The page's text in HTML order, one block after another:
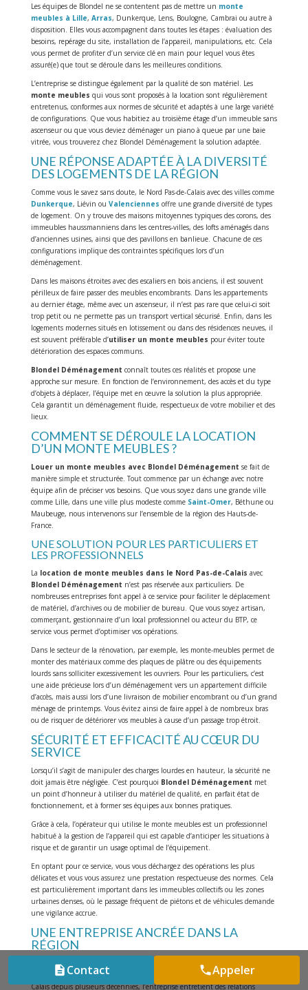
Les équipes de Blondel ne se contentent pas de mettre un monte
meubles à Lille, Arras, Dunkerque, Lens, Boulogne, Cambrai ou autre à
disposition. Elles vous accompagnent dans toutes les étapes : évaluation des
besoins, repérage du site, installation de l’appareil, manipulations, etc. Cela
vous permet de profiter d’un service clé en main pour lequel vous êtes
assuré(e) que tout se déroule dans les meilleures conditions.
L’entreprise se distingue également par la qualité de son matériel. Les
monte meubles qui vous sont proposés à la location sont régulièrement
entretenus, conformes aux normes de sécurité et adaptés à une large variété
de configurations. Que vous habitiez au troisième étage d’un immeuble sans
ascenseur ou que vous deviez déménager un piano à queue par une baie
vitrée, vous trouverez chez Blondel Déménagement la solution adaptée.
UNE RÉPONSE ADAPTÉE À LA DIVERSITÉ
DES LOGEMENTS DE LA RÉGION
Comme vous le savez sans doute, le Nord Pas-de-Calais avec des villes comme
Dunkerque, Liévin ou Valenciennes offre une grande diversité de types
de logement. On y trouve des maisons mitoyennes typiques des corons, des
immeubles haussmanniens dans les centres-villes, des lofts aménagés dans
d’anciennes usines, ainsi que des pavillons en banlieue. Chacune de ces
configurations implique des contraintes spécifiques lors d’un
déménagement.
Dans les maisons étroites avec des escaliers en bois anciens, il est souvent
périlleux de faire passer des meubles encombrants. Dans les appartements
au dernier étage, même avec un ascenseur, il n’est pas rare que celui-ci soit
trop petit ou ne permette pas un transport vertical sécurisé. Enfin, dans les
logements modernes situés en lotissement ou dans des résidences neuves, il
est souvent préférable d’utiliser un monte meubles pour éviter toute
détérioration des espaces communs.
Blondel Déménagement connaît toutes ces réalités et propose une
approche sur mesure. En fonction de l’environnement, des accès et du type
d’objets à déplacer, l’équipe met en œuvre la solution la plus appropriée.
Cela garantit un déménagement fluide, respectueux de votre mobilier et des
lieux.
COMMENT SE DÉROULE LA LOCATION
D’UN MONTE MEUBLES ?
Louer un monte meubles avec Blondel Déménagement se fait de
manière simple et structurée. Tout commence par un échange avec notre
équipe afin de préciser vos besoins. Que vous soyez dans une grande ville
comme Lille, dans une ville plus modeste comme Saint-Omer, Béthune ou
Maubeuge, nous intervenons sur l’ensemble de la région des Hauts-de-
France.
UNE SOLUTION POUR LES PARTICULIERS ET
LES PROFESSIONNELS
La location de monte meubles dans le Nord Pas-de-Calais avec
Blondel Déménagement n’est pas réservée aux particuliers. De
nombreuses entreprises font appel à ce service pour faciliter le déplacement
de matériel, d’archives ou de mobilier de bureau. Que vous soyez artisan,
commerçant, gestionnaire d’un local professionnel ou acteur du BTP, ce
service vous permet d’optimiser vos opérations.
Dans le secteur de la rénovation, par exemple, les monte-meubles permet de
monter des matériaux comme des plaques de plâtre ou des équipements
lourds sans solliciter excessivement les ouvriers. Pour les particuliers, c’est
une aide précieuse lors d’un déménagement vers un appartement difficile
d’accès, mais aussi lors d’une livraison de mobilier encombrant ou d’un grand
ménage de printemps. Vous évitez ainsi de faire appel à de nombreux bras
ou de risquer de détériorer vos meubles à cause d’un passage trop étroit.
SÉCURITÉ ET EFFICACITÉ AU CŒUR DU
SERVICE
Lorsqu’il s’agit de manipuler des charges lourdes en hauteur, la sécurité ne
doit jamais être négligée. C’est pourquoi Blondel Déménagement met
un point d’honneur à utiliser du matériel de qualité, en parfait état de
fonctionnement, et à former ses équipes aux bonnes pratiques.
Grâce à cela, l’opérateur qui utilise le monte meubles est un professionnel
habitué à la gestion de l’appareil qui est capable d’anticiper les situations à
risque et de garantir un usage optimal de l’équipement.
En optant pour ce service, vous vous déchargez des opérations les plus
délicates et vous vous assurez une prestation respectueuse des normes. Cela
est particulièrement important dans les immeubles collectifs ou les zones
urbaines denses, où le passage fréquent de piétons et de véhicules demande
une vigilance accrue.
UNE ENTREPRISE ANCRÉE DANS LA
RÉGION
Ce qui distingue
, au-delà de son savoir-faire
technique, c’est sa connaissance du tissu local. Présente dans le Nord Pas-de-
Calais depuis plusieurs décennies, l’entreprise entretient des relations
Contact Appeler